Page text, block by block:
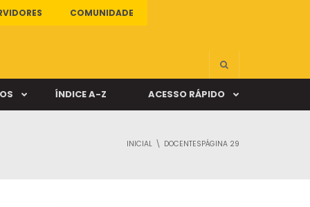
COMUNIDADE
ÍNDICE A-Z ACESSO RÁPIDO
INICIAL DOCENTESPÁGINA 29